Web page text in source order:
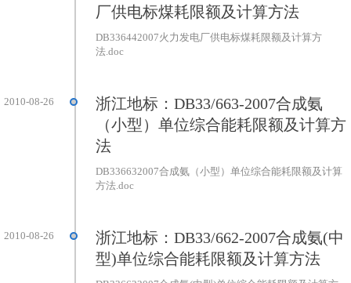
厂供电标煤耗限额及计算方法
DB336442007火力发电厂供电标煤耗限额及计算方
法.doc
2010-08-26
浙江地标：DB33/663-2007合成氨
（小型）单位综合能耗限额及计算方
法
DB336632007合成氨（小型）单位综合能耗限额及计算
方法.doc
2010-08-26
浙江地标：DB33/662-2007合成氨(中
型)单位综合能耗限额及计算方法